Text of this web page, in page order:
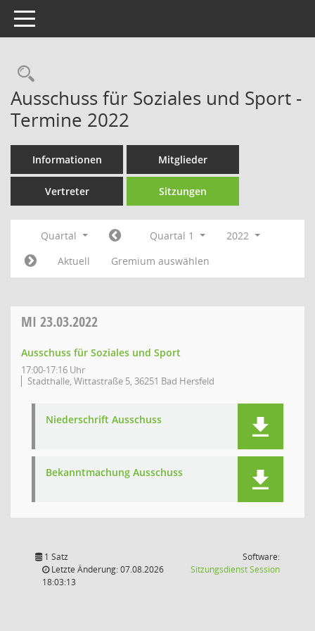
Toggle navigation
Rechercheauswahl
Ausschuss für Soziales und Sport -
Termine 2022
Informationen Mitglieder
Vertreter Sitzungen
Quartal Quartal 1
2022
Aktuell
Gremium auswählen
MI 23.03.2022
Ausschuss für Soziales und Sport
17:00-17:16 Uhr
Stadthalle, Wittastraße 5, 36251 Bad Hersfeld
Niederschrift Ausschuss
Bekanntmachung Ausschuss
1 Satz
Letzte Änderung: 07.08.2026
18:03:13
Software:
SitzungsdienstSession(Wird in